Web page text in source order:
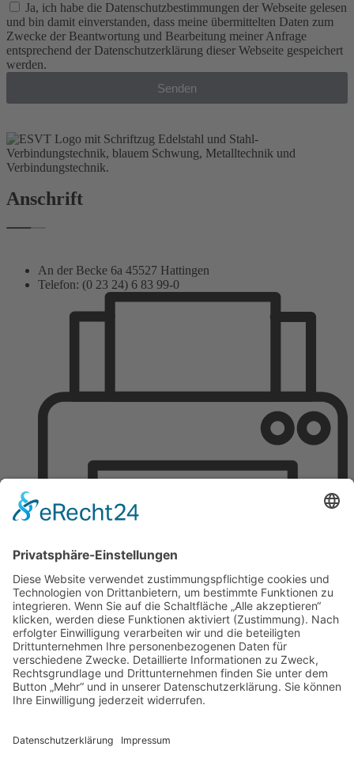
Ja, ich habe die Datenschutzbestimmungen der Webseite gelesen
und bin damit einverstanden, dass meine übermittelten Daten zum
Zwecke der Beantwortung und Bearbeitung meiner Anfrage
entsprechend der Datenschutzerklärung dieser Webseite gespeichert
werden.
Senden
Anschrift
An der Becke 6a 45527 Hattingen
Telefon: (0 23 24) 6 83 99-0
Telefax: (0 23 24) 6 83 99-20
E-Mail: info@esvt.de
Wir benötigen Ihre Zustimmung, um
den Google Maps-Service zu laden!
Wir verwenden einen Service eines
Dieser Service kann Daten zu Ihren Aktivitäten